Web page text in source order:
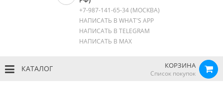
+7-987-141-65-34(МОСКВА)
НАПИСАТЬ В WHAT'S APP
НАПИСАТЬ В TELEGRAM
НАПИСАТЬ В MAX
КОРЗИНА
Список покупок
КАТАЛОГ